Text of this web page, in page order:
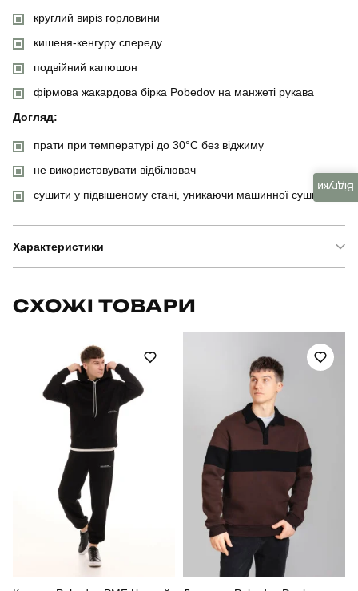
круглий виріз горловини
кишеня-кенгуру спереду
подвійний капюшон
фірмова жакардова бірка Pobedov на манжеті рукава
Догляд:
прати при температурі до 30°C без віджиму
не використовувати відбілювач
сушити у підвішеному стані, уникаючи машинної сушки
Характеристики
BLhu2557Sye
Призначення для повсякденного носіння
чоловічий
повсякденний
СХОЖІ ТОВАРИ
Відгуки